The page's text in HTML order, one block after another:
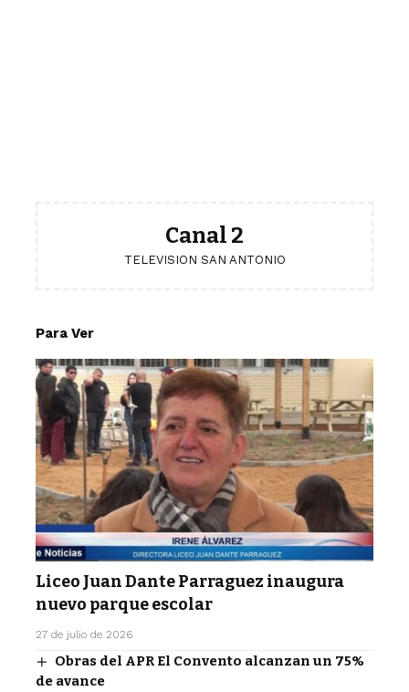
Canal 2
TELEVISION SAN ANTONIO
Para Ver
Liceo Juan Dante Parraguez inaugura
nuevo parque escolar
27 de julio de 2026
Obras del APR El Convento alcanzan un 75%
de avance